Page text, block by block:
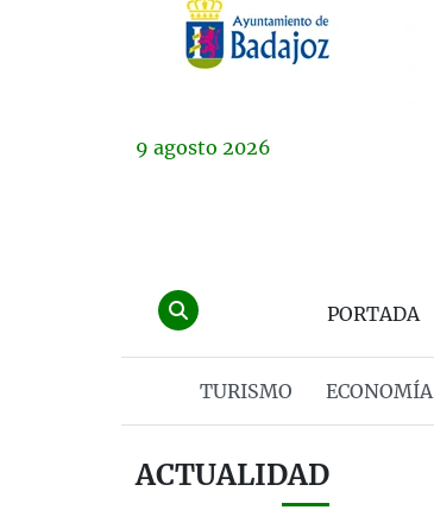
9 agosto 2026
PORTADA
TURISMO ECONOMÍA
ACTUALIDAD